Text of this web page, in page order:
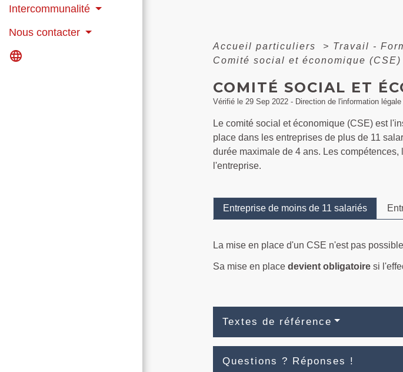
Intercommunalité
Nous contacter
language
Accueil particuliers > Travail -
Comité social et économique (CSE)
COMITÉ SOCIAL ET
Vérifié le 29 Sep 2022 - Direction de l'information
Le comité social et économique (CSE) est
place dans les entreprises de plus de 11
durée maximale de 4 ans. Les
l'entreprise.
Entreprise de moins de 11 salariés
La mise en place d'un CSE n'est pas
Sa mise en place devient obligatoiresi
Textes de référence
Questions ? Réponses !